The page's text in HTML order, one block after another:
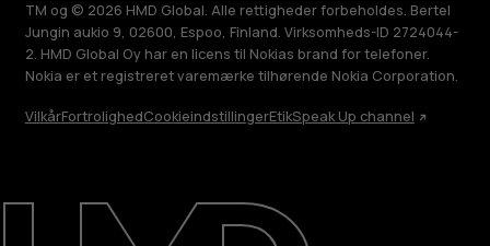
Om
Reparer, genbrug, genanvend
TM og © 2026 HMD Global. Alle rettigheder forbeholdes. Bertel
Jungin aukio 9, 02600, Espoo, Finland. Virksomheds-ID 2724044-
2. HMD Global Oy har en licens til Nokias brand for telefoner.
Nokia er et registreret varemærke tilhørende Nokia Corporation.
VilkårFortrolighedCookieindstillingerEtikSpeak Up channel